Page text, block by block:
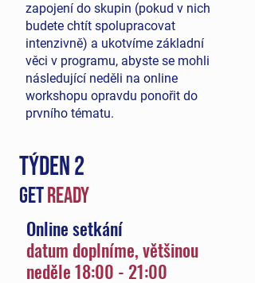
zapojení do skupin (pokud v nich
budete chtít spolupracovat
intenzivně) a ukotvíme základní
věci v programu, abyste se mohli
následující neděli na online
workshopu opravdu ponořit do
prvního tématu.
TÝDEN 2
getREADY
Online setkání
datum doplníme, většinou
neděle18:00 - 21:00